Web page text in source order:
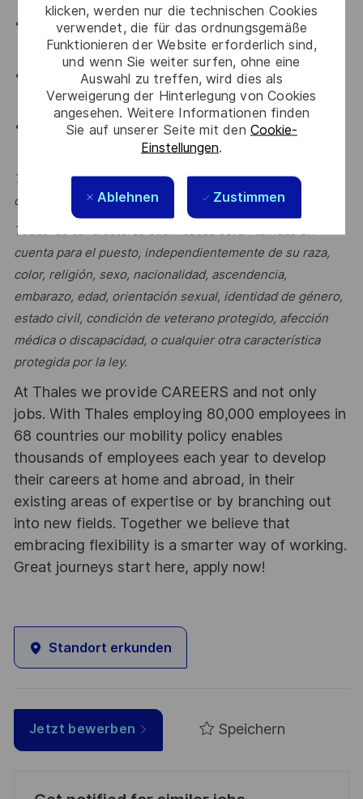
klicken, werden nur die technischen Cookies
verwendet, die für das ordnungsgemäße
Funktionieren der Website erforderlich sind,
und wenn Sie weiter surfen, ohne eine
Auswahl zu treffen, wird dies als
Verweigerung der Hinterlegung von Cookies
angesehen. Weitere Informationen finden
Sie auf unserer Seite mit den Cookie-
Einstellungen.
Ablehnen Zustimmen
Incorporación a una compañía líder global en
ciberseguridad e identidad digital.
Entorno industrial dinámico, con fuerte cultura de
seguridad y sostenibilidad.
Oportunidades de desarrollo profesional dentro de
Thales es una empresa que promueve la igualdad de
oportunidades.
Todas las candidaturas cualificadasserán tenidas en
cuenta para el puesto, independientemente de su raza,
color, religión, sexo, nacionalidad, ascendencia,
embarazo, edad, orientación sexual, identidad de género,
estado civil, condición de veterano protegido, afección
médica o discapacidad, o cualquier otra característica
protegida por la ley.
At Thales we provide CAREERS and not only
jobs. With Thales employing 80,000 employees in
68 countries our mobility policy enables
thousands of employees each year to develop
their careers at home and abroad, in their
existing areas of expertise or by branching out
into new fields. Together we believe that
embracing flexibility is a smarter way of working.
Great journeys start here, apply now!
Standort erkunden
Jetzt bewerben Speichern